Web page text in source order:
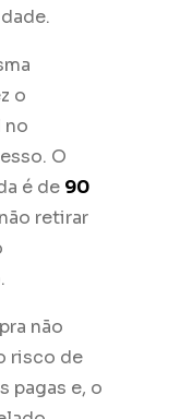
o
no
O
é de 90
retirar
não
risco de
pagas e, o